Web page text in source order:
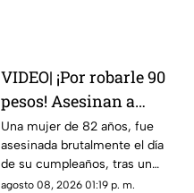
VIDEO| ¡Por robarle 90
pesos! Asesinan a
abuelita de 82 años tras
asaltarla en su
cumpleaños
Una mujer de 82 años, fue
asesinada brutalmente el día
de su cumpleaños, tras un
asalto por solo 90 pesos.
agosto 08, 2026 01:19 p. m.